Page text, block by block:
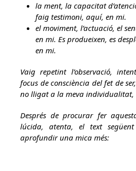
la ment, la capacitat
faig testimoni, aquí, en mi.
el moviment, l’actuació, el
en mi. Es produeixen, es
en mi.
Vaig repetint l’observació,
focus de consciència del fet de
no lligat a la meva individualitat,
Després de procurar fer
lúcida, atenta, el text
aprofundir una mica més: